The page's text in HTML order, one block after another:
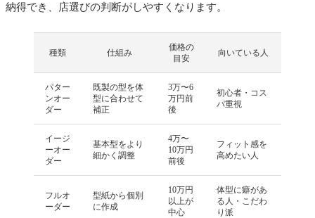
納得でき、店選びの判断がしやすくなります。
種類 仕組み
価格の
目安
向いている人
パター
ンオー
ダー
既製の型を体
型に合わせて
補正
3万〜6
万円前
後
初心者・コス
パ重視
イージ
ーオー
ダー
基本型をより
細かく調整
4万〜
10万円
前後
フィット感を
高めたい人
フルオ
ーダー
型紙から個別
に作成
10万円
以上が
中心
体型に癖があ
る人・こだわ
り派